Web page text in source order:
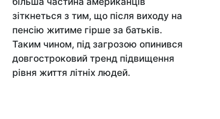
зіткнеться з тим, що після виходу на
пенсію житиме гірше за батьків.
Таким чином, під загрозою опинився
довгостроковий тренд підвищення
рівня життя літніх людей.